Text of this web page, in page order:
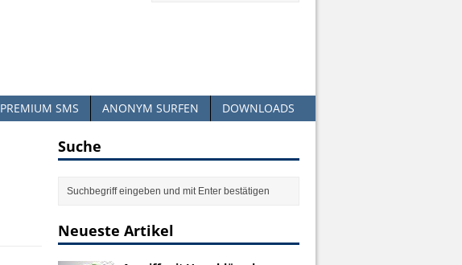
PREMIUM SMS ANONYM SURFEN DOWNLOADS
Suche
Neueste Artikel